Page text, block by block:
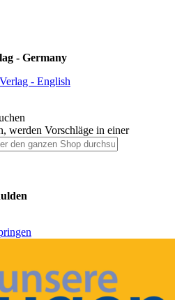
- Germany
- English
werden Vorschläge in einer